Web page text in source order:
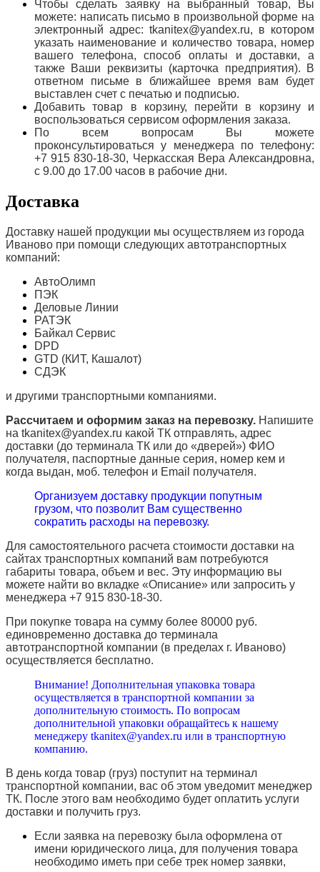
Чтобы сделать заявку на выбранный товар, Вы
можете: написать письмо в произвольной форме на
электронный адрес: tkanitex@yandex.ru, в котором
указать наименование и количество товара, номер
вашего телефона, способ оплаты и доставки, а
также Ваши реквизиты (карточка предприятия). В
ответном письме в ближайшее время вам будет
выставлен счет с печатью и подписью.
Добавить товар в корзину, перейти в корзину и
воспользоваться сервисом оформления заказа.
По всем вопросам Вы можете
проконсультироваться у менеджера по телефону:
+7 915 830-18-30, Черкасская Вера Александровна,
с 9.00 до 17.00 часов в рабочие дни.
Доставка
Доставку нашей продукции мы осуществляем из города
Иваново при помощи следующих автотранспортных
компаний:
АвтоОлимп
ПЭК
Деловые Линии
РАТЭК
Байкал Сервис
DPD
GTD (КИТ, Кашалот)
СДЭК
и другими транспортными компаниями.
Рассчитаем и оформим заказ на перевозку. Напишите
на tkanitex@yandex.ru какой ТК отправлять, адрес
доставки (до терминала ТК или до «дверей») ФИО
получателя, паспортные данные серия, номер кем и
когда выдан, моб. телефон и Email получателя.
Организуем доставку продукции попутным
грузом, что позволит Вам существенно
сократить расходы на перевозку.
Для самостоятельного расчета стоимости доставки на
сайтах транспортных компаний вам потребуются
габариты товара, объем и вес. Эту информацию вы
можете найти во вкладке «Описание» или запросить у
менеджера +7 915 830-18-30.
При покупке товара на сумму более 80000 руб.
единовременно доставка до терминала
автотранспортной компании (в пределах г. Иваново)
осуществляется бесплатно.
Внимание! Дополнительная упаковка товара
осуществляется в транспортной компании за
дополнительную стоимость. По вопросам
дополнительной упаковки обращайтесь к нашему
менеджеру tkanitex@yandex.ru или в транспортную
компанию.
В день когда товар (груз) поступит на терминал
транспортной компании, вас об этом уведомит менеджер
ТК. После этого вам необходимо будет оплатить услуги
доставки и получить груз.
Если заявка на перевозку была оформлена от
имени юридического лица, для получения товара
необходимо иметь при себе трек номер заявки,